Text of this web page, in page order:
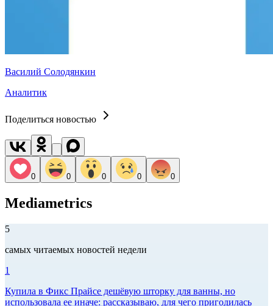
Василий Солодянкин
Аналитик
Поделиться новостью
0 0 0 0 0
Mediametrics
5
самых читаемых новостей недели
1
Купила в Фикс Прайсе дешёвую шторку для ванны, но
использовала ее иначе: рассказываю, для чего пригодилась